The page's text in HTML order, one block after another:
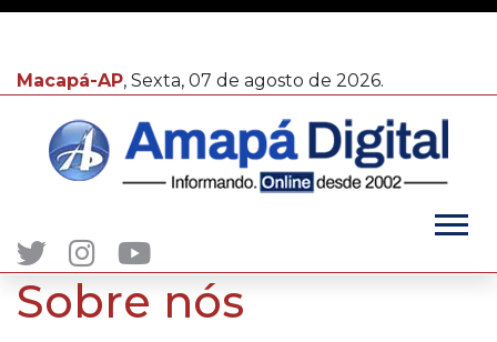
Macapá-AP, Sexta, 07 de agosto de 2026.
Sobre nós